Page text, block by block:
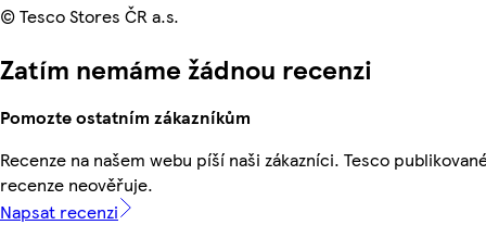
© Tesco Stores ČR a.s.
Zatím nemáme žádnou recenzi
Pomozte ostatním zákazníkům
Recenze na našem webu píší naši zákazníci. Tesco
recenze neověřuje.
Napsat recenzi